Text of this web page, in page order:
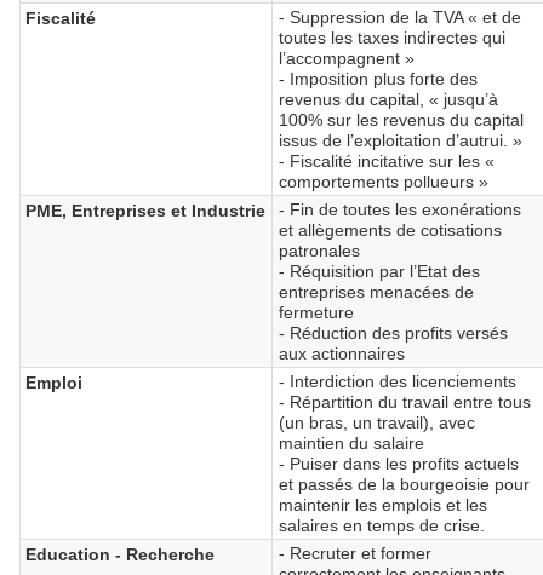
Fiscalité
- Suppression de la TVA « et de
toutes les taxes indirectes qui
l’accompagnent »
- Imposition plus forte des
revenus du capital, « jusqu’à
100% sur les revenus du capital
issus de l’exploitation d’autrui. »
- Fiscalité incitative sur les «
comportements pollueurs »
PME, Entreprises et Industrie
- Fin de toutes les exonérations
et allègements de cotisations
patronales
- Réquisition par l’Etat des
entreprises menacées de
fermeture
- Réduction des profits versés
aux actionnaires
Emploi
- Interdiction des licenciements
- Répartition du travail entre tous
(un bras, un travail), avec
maintien du salaire
- Puiser dans les profits actuels
et passés de la bourgeoisie pour
maintenir les emplois et les
salaires en temps de crise.
Education - Recherche
- Recruter et former